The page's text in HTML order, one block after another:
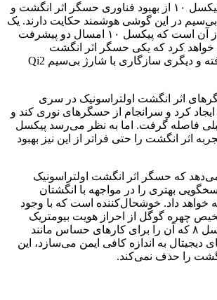
خبرهای تازه‌ درباره پیکسل ۱۰ از بهبود فناوری حسگر اثر انگشت و
بی‌سیم در این گوشی هوشمند حکایت دارند. یک
گزارش جدید حاکی از آن است که پیکسل ۱۰ امسال دو پیشرفت
خواهد کرد که یکی حسگر اثر انگشت
اولتراسونیک بهبود یافته و دیگری سازگاری با شارژ بی‌سیم Qi2
اثر انگشت اولتراسونیک در سری
ایجاد کرد و سرانجام از حسگرهای نوری کند و
فاصله گرفت. اما به نظر می‌رسد پیکسل
تجربه اثر انگشت را حتی فراتر از این نیز بهبود
که حسگر اثر انگشت اولتراسونیک
بهتری را در مواجهه با انگشتان
خواهد داد. خوشحال‌کننده است که با وجود
چهره گوگل از احراز هویت بیومتریک
کلاس ۳ از زمان پیکسل ۸ که آن را برای کارهای حساس مانند
دیجیتال به اندازه کافی ایمن می‌سازد، این
را حذف نمی‌کند.